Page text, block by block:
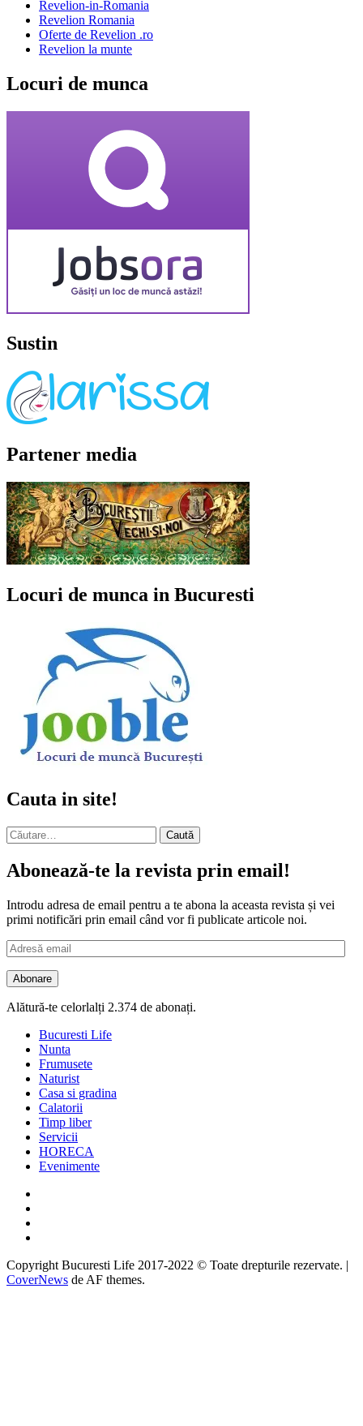
Revelion-in-Romania
Revelion Romania
Oferte de Revelion .ro
Revelion la munte
Locuri de munca
Sustin
Partener media
Locuri de munca in Bucuresti
Cauta in site!
Caută
după:
Abonează-te la revista prin email!
Introdu adresa de email pentru a te abona la aceasta revista și vei
primi notificări prin email când vor fi publicate articole noi.
Adresă
email
Abonare
Alătură-te celorlalți 2.374 de abonați.
Bucuresti Life
Nunta
Frumusete
Naturist
Casa si gradina
Calatorii
Timp liber
Servicii
HORECA
Evenimente
Copyright Bucuresti Life 2017-2022 © Toate drepturile rezervate. |
CoverNews de AF themes.